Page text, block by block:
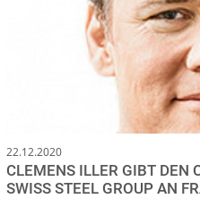
22.12.2020
CLEMENS ILLER GIBT DEN
SWISS STEEL GROUP AN